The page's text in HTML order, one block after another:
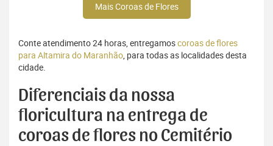
Mais Coroas de Flores
Conte atendimento 24 horas, entregamoscoroas de flores
para Altamira do Maranhão, para todas as localidades desta
cidade.
Diferenciais da nossa
floricultura na entrega de
coroas de flores no Cemitério